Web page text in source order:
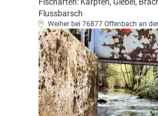
Flussbarsch
Weiher bei 76877 Offenbach an